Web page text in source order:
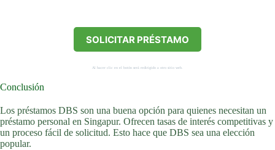
SOLICITAR PRÉSTAMO
Al hacer clic en el botón será redirigido a otro sitio web.
Conclusión
Los préstamos DBS son una buena opción para quienes necesitan un
préstamo personal en Singapur. Ofrecen tasas de interés competitivas y
un proceso fácil de solicitud. Esto hace que DBS sea una elección
popular.